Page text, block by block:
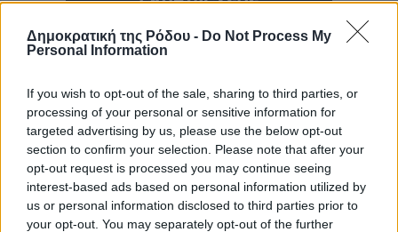
Δημοκρατική της Ρόδου - Do Not Process My
Personal Information
If you wish to opt-out of the sale, sharing to third parties, or
processing of your personal or sensitive information for
targeted advertising by us, please use the below opt-out
section to confirm your selection. Please note that after your
opt-out request is processed you may continue seeing
interest-based ads based on personal information utilized by
us or personal information disclosed to third parties prior to
your opt-out. You may separately opt-out of the further